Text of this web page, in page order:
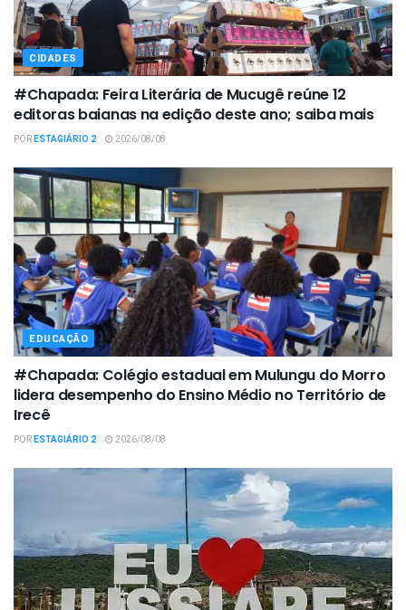
CIDADES
#Chapada: Feira Literária de Mucugê reúne 12
editoras baianas na edição deste ano; saiba mais
PORESTAGIÁRIO 2 2026/08/08
EDUCAÇÃO
#Chapada: Colégio estadual em Mulungu do Morro
lidera desempenho do Ensino Médio no Território de
Irecê
PORESTAGIÁRIO 2 2026/08/08